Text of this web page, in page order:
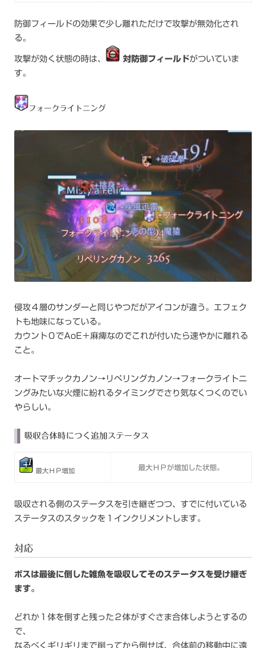
防御フィールドの効果で少し離れただけで攻撃が無効化され
る。
攻撃が効く状態の時は、 対防御フィールドがついていま
す。
フォークライトニング
侵攻４層のサンダーと同じやつだがアイコンが違う。エフェク
トも地味になっている。
カウント０でAoE＋麻痺なのでこれが付いたら速やかに離れる
こと。
オートマチックカノン→リペリングカノン→フォークライトニ
ングみたいな火煙に紛れるタイミングでさり気なくつくのでい
やらしい。
吸収合体時につく追加ステータス
最大ＨＰ増加 最大ＨＰが増加した状態。
吸収される側のステータスを引き継ぎつつ、すでに付いている
ステータスのスタックを１インクリメントします。
対応
ボスは最後に倒した雑魚を吸収してそのステータスを受け継ぎ
ます。
どれか１体を倒すと残った２体がすぐさま合体しようとするの
で、
なるべくギリギリまで削ってから倒せば、合体前の移動中に遠